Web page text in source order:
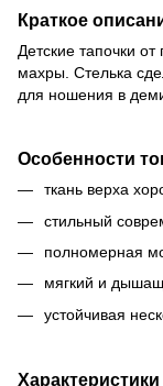
Краткое
Детские тапочки
махры. Стелька
для ношения в
Особенности
ткань верха
стильный
полномерная
мягкий и
устойчивая